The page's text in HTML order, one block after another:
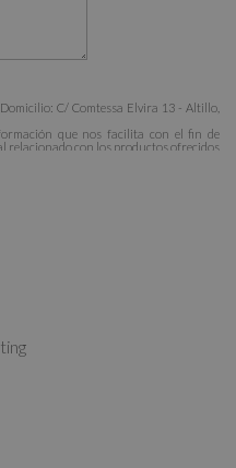
Domicilio: C/ Comtessa Elvira 13 - Altillo,
que nos facilita con el fin de
relacionado con los productos ofrecidos
interesado.
y/o email):